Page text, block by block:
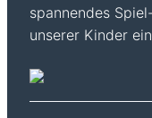
spannendes
unserer Kinder